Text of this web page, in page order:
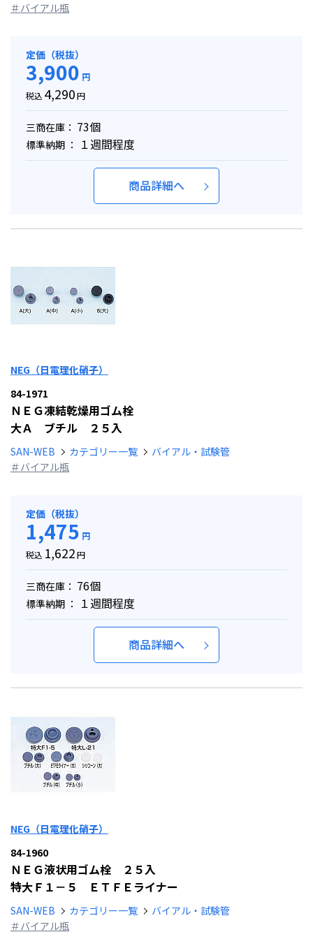
＃バイアル瓶
定価（税抜）
3,900 円
税込 4,290円
三商在庫： 73個
標準納期 ： １週間程度
商品詳細へ
NEG（日電理化硝子）
84-1971
ＮＥＧ凍結乾燥用ゴム栓
大Ａ ブチル ２５入
SAN-WEB カテゴリー一覧
バイアル・試験管
＃バイアル瓶
定価（税抜）
1,475 円
税込 1,622円
三商在庫： 76個
標準納期 ： １週間程度
商品詳細へ
NEG（日電理化硝子）
84-1960
ＮＥＧ液状用ゴム栓 ２５入
特大Ｆ１－５ ＥＴＦＥライナー
SAN-WEB カテゴリー一覧
バイアル・試験管
＃バイアル瓶